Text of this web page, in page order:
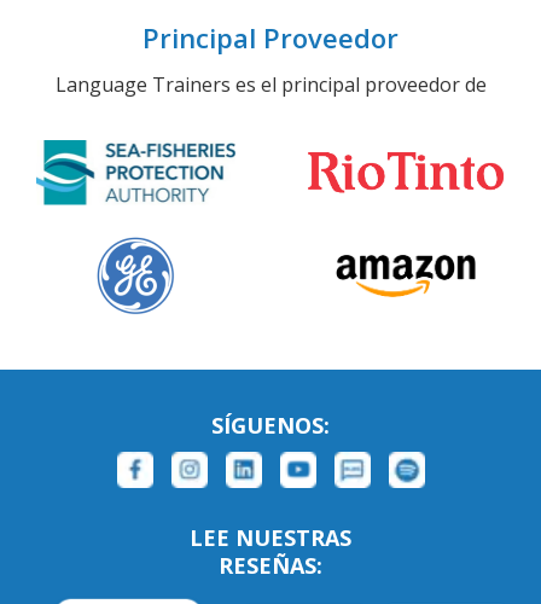
Principal Proveedor
Language Trainers es el principal proveedor de
SÍGUENOS:
LEE NUESTRAS
RESEÑAS: